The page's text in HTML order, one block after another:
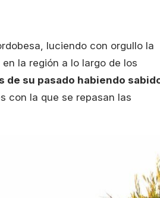
luciendo con orgullo la
la región a lo largo de los
su pasado habiendo
con la que se repasan las